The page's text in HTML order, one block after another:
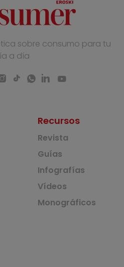
sobre consumo para tu
a día
Recursos
Revista
Guías
Infografías
Vídeos
Monográficos